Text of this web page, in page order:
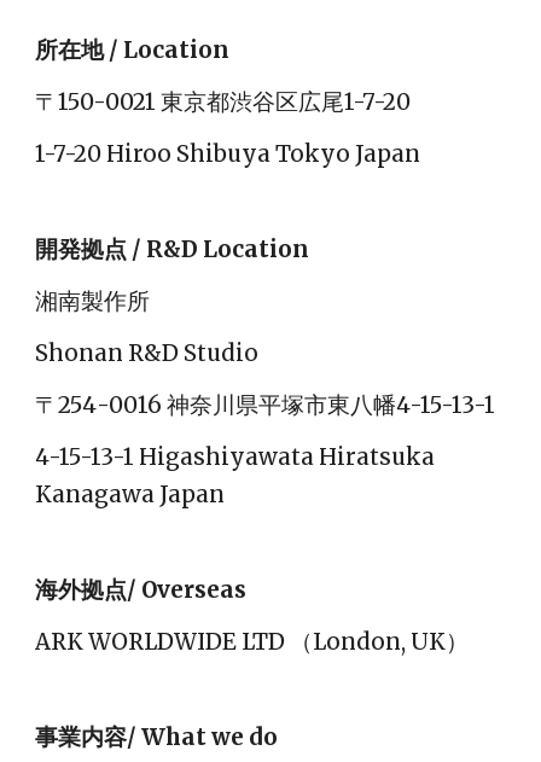
所在地 / Location
〒150-0021 東京都渋谷区広尾1-7-20
1-7-20 Hiroo Shibuya Tokyo Japan
開発拠点 / R&D Location
湘南製作所
Shonan R&D Studio
〒254-0016 神奈川県平塚市東八幡4-15-13-1
4-15-13-1 Higashiyawata Hiratsuka
Kanagawa Japan
海外拠点/ Overseas
ARK WORLDWIDE LTD （London, UK）
事業内容/ What we do